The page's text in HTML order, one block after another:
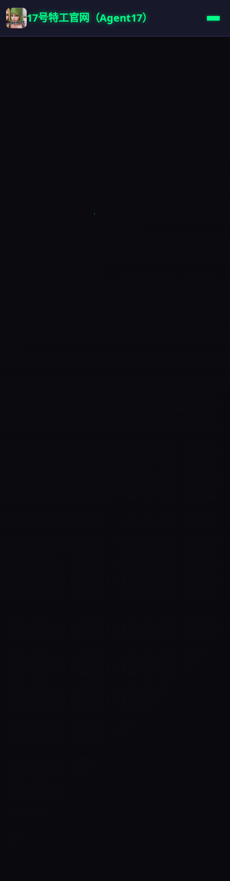
17号特工官网（Agent17）